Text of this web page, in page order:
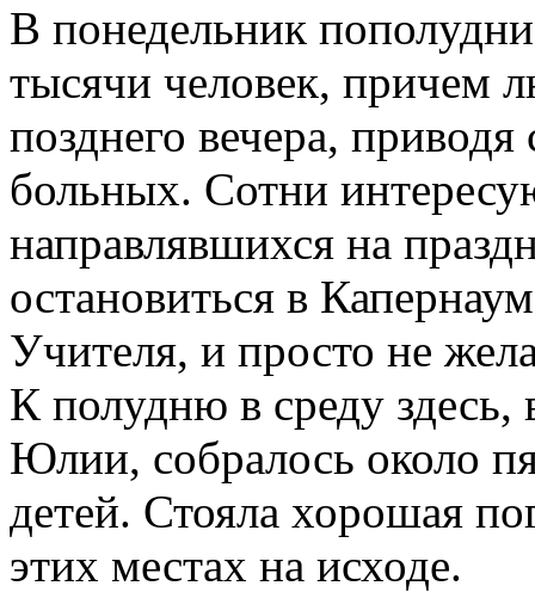
В понедельник
тысячи человек, причем
позднего вечера,
больных. Сотни
направлявшихся на
остановиться в
Учителя, и просто не
К полудню в среду
Юлии, собралось около
детей. Стояла хорошая
этих местах на исходе.